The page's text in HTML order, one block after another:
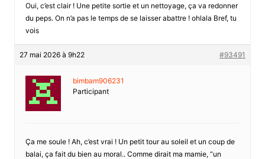
Oui, c’est clair ! Une petite sortie et un nettoyage, ça va redonner
du peps. On n’a pas le temps de se laisser abattre ! ohlala Bref, tu
vois
27 mai 2026 à 9h22 #93491
bimbam906231
Participant
Ça me soule ! Ah, c’est vrai ! Un petit tour au soleil et un coup de
balai, ça fait du bien au moral.. Comme dirait ma mamie, “un